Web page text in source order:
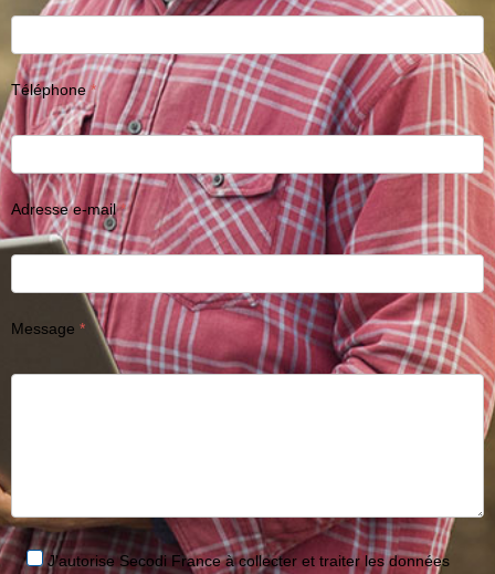
Téléphone
Adresse e-mail
Message
J'autorise Secodi France à collecter et traiter les données